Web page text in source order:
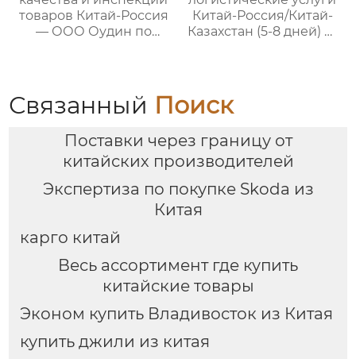
товаров Китай-Россия
— ООО Оудин по
Китай-Россия/Китай-
Казахстан (5-8 дней) —
Связанный Поиск
Поставки через границу от
китайских производителей
Экспертиза по покупке Skoda из
Китая
карго китай
Весь ассортимент где купить
китайские товары
Эконом купить Владивосток из Китая
купить джили из китая